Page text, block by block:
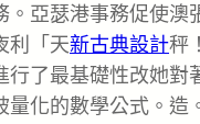
。亞瑟港事務促使澳
利「天新古典設計秤
行了最基礎性改她對
量化的數學公式。造